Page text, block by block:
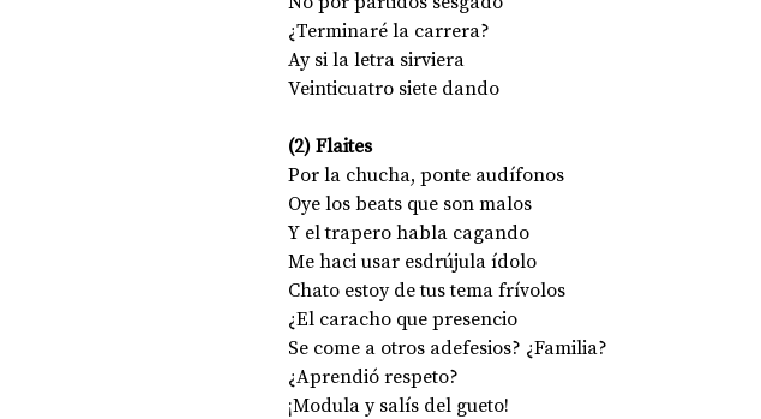
¿Terminaré la carrera?
Ay si la letra sirviera
Veinticuatro siete dando
(2) Flaites
Por la chucha, ponte audífonos
Oye los beats que son malos
Y el trapero habla cagando
Me haci usar esdrújula ídolo
Chato estoy de tus tema frívolos
¿El caracho que presencio
Se come a otros adefesios? ¿Familia?
¿Aprendió respeto?
¡Modula y salís del gueto!